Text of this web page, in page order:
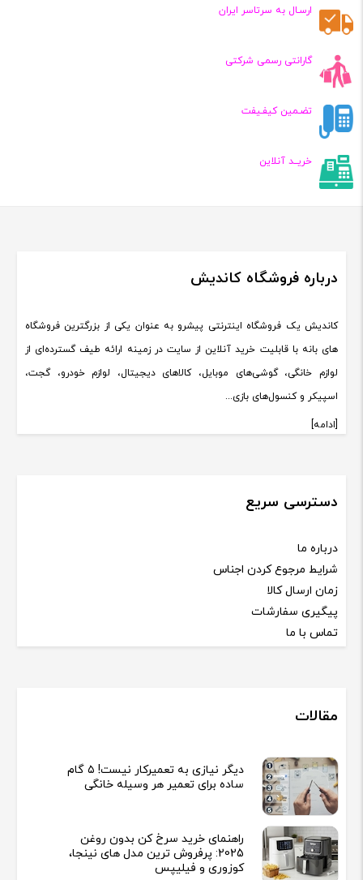
ارسـال به سرتاسر ایران
گارانتی رسمی شرکتی
تضـمین کیفـیفت
خریــد آنلاین
درباره فروشگاه کاندیش
کاندیش یک فروشگاه اینترنتی پیشرو به عنوان یکی از بزرگترین فروشگاه
های بانه با قابلیت خرید آنلاین از سایت در زمینه ارائه طیف گسترده‌ای از
لوازم خانگی، گوشی‌های موبایل، کالاهای دیجیتال، لوازم خودرو، گجت،
اسپیکر و کنسول‌های بازی...
[ادامه]
دسترسی سریع
درباره ما
شرایط مرجوع کردن اجناس
زمان ارسال کالا
پیگیری سفارشات
تماس با ما
مقالات
دیگر نیازی به تعمیرکار نیست! ۵ گام
ساده برای تعمیر هر وسیله خانگی
راهنمای خرید سرخ کن بدون روغن
2025: پرفروش ترین مدل های نینجا،
کوزوری و فیلیپس